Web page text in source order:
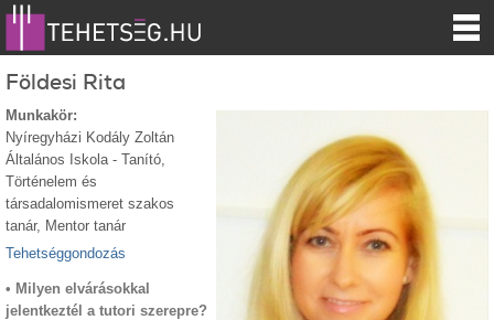
Földesi Rita
Munkakör:
Nyíregyházi Kodály Zoltán
Általános Iskola - Tanító,
Történelem és
társadalomismeret szakos
tanár, Mentor tanár
Tehetséggondozás
• Milyen elvárásokkal
jelentkeztél a tutori szerepre?